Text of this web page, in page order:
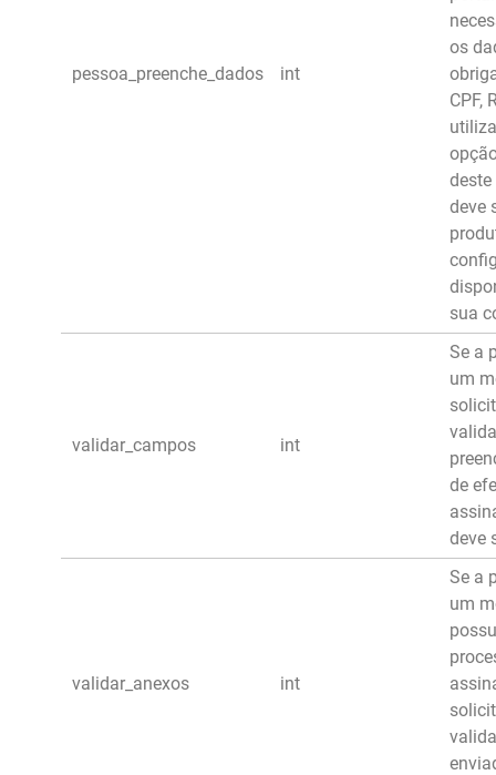
pessoa_preenche_dados int
os
CPF,
deve
sua
validar_campos int
Se a
um
de
deve
validar_anexos int
Se a
um